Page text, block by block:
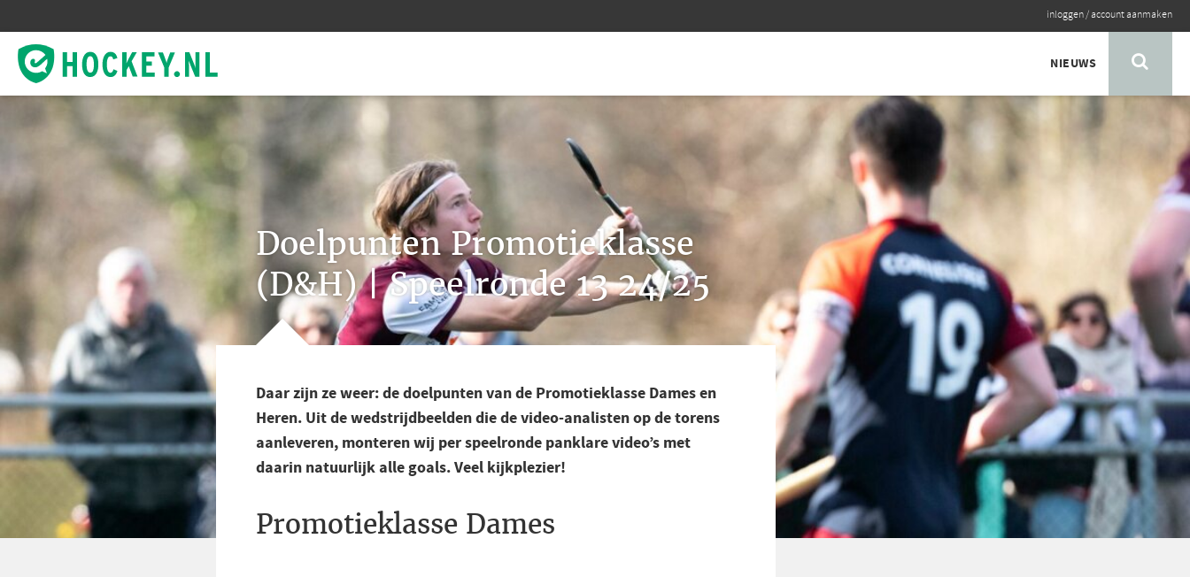
inloggen/account aanmaken
NIEUWS
Doelpunten Promotieklasse
(D&H) | Speelronde 13 24/25
Daar zijn ze weer: de doelpunten van de Promotieklasse Dames en
Heren. Uit de wedstrijdbeelden die de video-analisten op de torens
aanleveren, monteren wij per speelronde panklare video’s met
daarin natuurlijk alle goals. Veel kijkplezier!
Promotieklasse Dames